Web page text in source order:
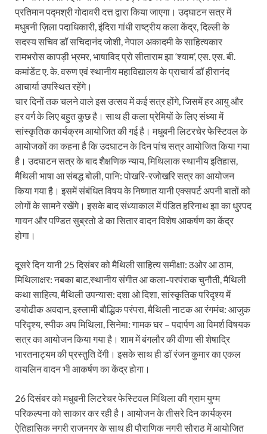
प्रतिमान पद्मश्री गोदावरी दत्त द्वारा किया जाएगा। उद्घाटन सत्र में
मधुबनी ज़िला पदाधिकारी, इंदिरा गांधी राष्ट्रीय कला केंद्र, दिल्ली के
सदस्य सचिव डॉ सचिदानंद जोशी, नेपाल अकादमी के साहित्यकार
रामभरोस कापड़ी भ्रमर, भाषाविद प्रो सीताराम झा ‘श्याम’, एस. एस. बी.
कमांडेंट ए. के. वरुण एवं स्थानीय महाविद्यालय के प्राचार्य डॉ हीरानंद
आचार्या उपस्थित रहेंगे।
चार दिनों तक चलने वाले इस उत्सव में कई सत्र होंगे, जिसमें हर आयु और
हर वर्ग के लिए बहुत कुछ है। साथ ही कला प्रेमियों के लिए संध्या में
सांस्कृतिक कार्यक्रम आयोजित की गई है। मधुबनी लिटरचेर फेस्टिवल के
आयोजकों का कहना है कि उदघाटन के दिन पांच सत्र आयोजित किया गया
है। उदघाटन सत्र के बाद शैक्षणिक न्याय, मिथिलाक स्थानीय इतिहास,
मैथिली भाषा आ संबद्ध बोली, पानि: पोखरि-रजोखरि सत्र का आयोजन
किया गया है। इसमें संबंधित विषय के निष्णात यानी एक्सपर्ट अपनी बातों को
लोगों के सामने रखेंगे। इसके बाद संध्याकाल में पंडित हरिनाथ झा का धु्रपद
गायन और पण्डित सुब्रतो डे का सितार वादन विशेष आकर्षण का केंद्र
होगा।
दूसरे दिन यानी 25 दिसंबर को मैथिली साहित्य समीक्षा: ठओर आ ठाम,
मिथिलाक्षर: नबका बाट,स्थानीय संगीत आ कला-परपंराक चुनौती, मैथिली
कथा साहित्य, मैथिली उपन्यास: दशा ओ दिशा, सांस्कृतिक परिदृश्य में
डयोढीक अवदान, इस्लामी बौद्धिक परंपरा, मैथिली नाटक आ रंगमंच: आजुक
परिदृश्य, स्पीक अप मिथिला, सिनेमा: गामक घर – पदार्पण आ विमर्श विषयक
सत्र का आयोजन किया गया है। शाम में बंगलौर की वीणा सी शेषाद्रि
भारतनाट्यम की प्रस्तुति देंगी। इसके साथ ही डाॅ रंजन कुमार का एकल
वायलिन वादन भी आकर्षण का केंद्र होगा।
26 दिसंबर को मधुबनी लिटरेचर फेस्टिवल मिथिला की ग्राम युग्म
परिकल्पना को साकार कर रही है। आयोजन के तीसरे दिन कार्यक्रम
ऐतिहासिक नगरी राजनगर के साथ ही पौराणिक नगरी सौराठ में आयोजित